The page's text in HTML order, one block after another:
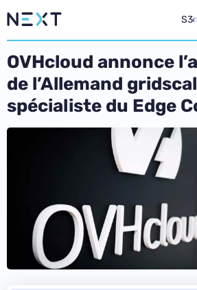
S3
OVHcloud annonce
de l’Allemand
spécialiste du Edge